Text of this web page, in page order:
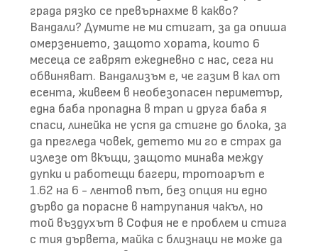
града рязко се превърнахме в какво?
Вандали? Думите не ми стигат, за да опиша
омерзението, защото хората, които 6
месеца се гаврят ежедневно с нас, сега ни
обвиняват. Вандализъм е, че газим в кал от
есента, живеем в необезопасен периметър,
една баба пропадна в трап и друга баба я
спаси, линейка не успя да стигне до блока, за
да прегледа човек, детето ми го е страх да
излезе от вкъщи, защото минава между
дупки и работещи багери, тротоарът е
1.62 на 6 - лентов път, без опция ни едно
дърво да порасне в натрупания чакъл, но
той въздухът в София не е проблем и стига
с тия дървета, майка с близнаци не може да